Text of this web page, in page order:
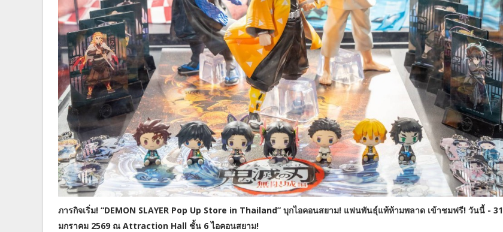
ภารกิจเริ่ม! “DEMON SLAYER Pop Up Store in Thailand” บุกไอคอนสยาม!​ แฟนพันธุ์แท้ห้ามพลาด เข้าชมฟรี! วันนี้ - 31
มกราคม 2569 ณ Attraction Hall ชั้น 6 ไอคอนสยาม!